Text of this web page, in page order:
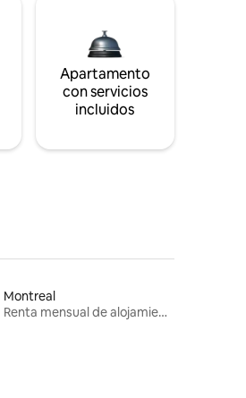
Apartamento
con servicios
incluidos
Montreal
Renta mensual de alojamientos